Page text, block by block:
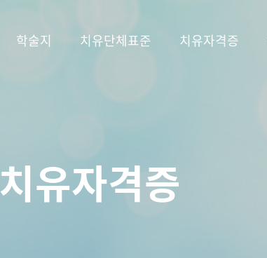
학술지 치유단체표준 치유자격증
치유자격증